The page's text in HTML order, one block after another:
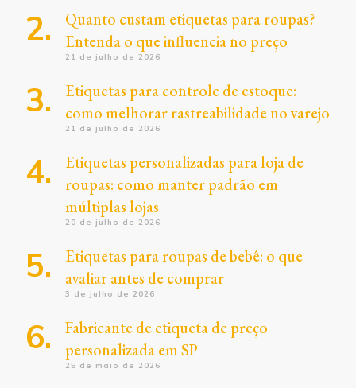
Quanto custam etiquetas para roupas?
Entenda o que influencia no preço
21 de julho de 2026
Etiquetas para controle de estoque:
como melhorar rastreabilidade no varejo
21 de julho de 2026
Etiquetas personalizadas para loja de
roupas: como manter padrão em
múltiplas lojas
20 de julho de 2026
Etiquetas para roupas de bebê: o que
avaliar antes de comprar
3 de julho de 2026
Fabricante de etiqueta de preço
personalizada em SP
25 de maio de 2026